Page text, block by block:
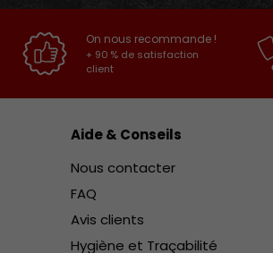
On nous recommande !
+ 90 % de satisfaction
client
Aide & Conseils
Nous contacter
FAQ
Avis clients
Hygiène et Traçabilité